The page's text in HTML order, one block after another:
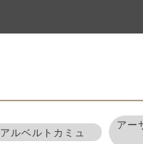
アルベルトカミュ
アー